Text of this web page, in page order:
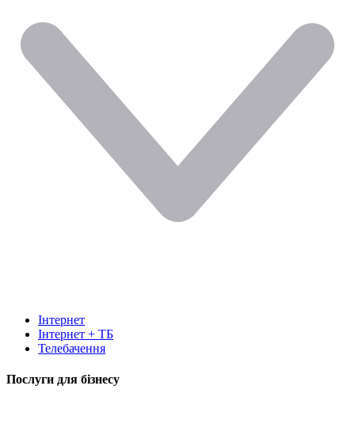
Інтернет
Інтернет + ТБ
Телебачення
Послуги для бізнесу